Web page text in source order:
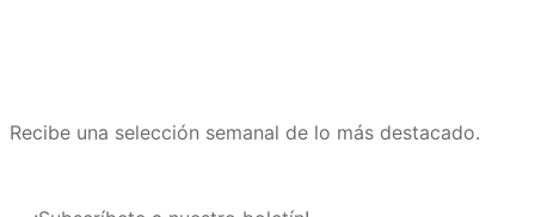
Recibe una selección semanal de lo más destacado.